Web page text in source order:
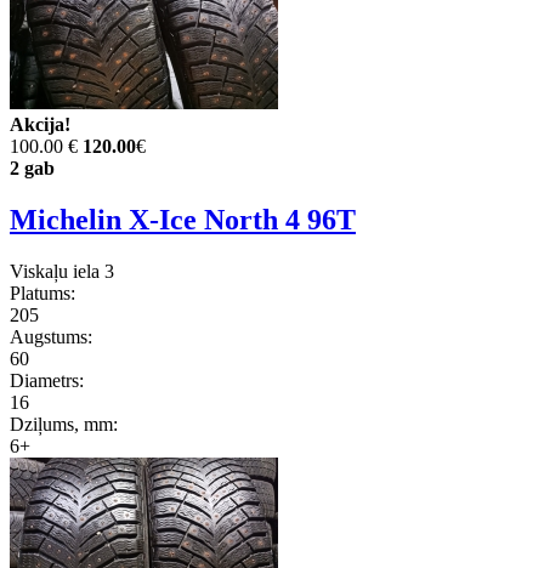
Akcija!
100.00 € 120.00€
2 gab
Michelin X-Ice North 4 96T
Viskaļu iela 3
Platums:
205
Augstums:
60
Diametrs:
16
Dziļums, mm:
6+